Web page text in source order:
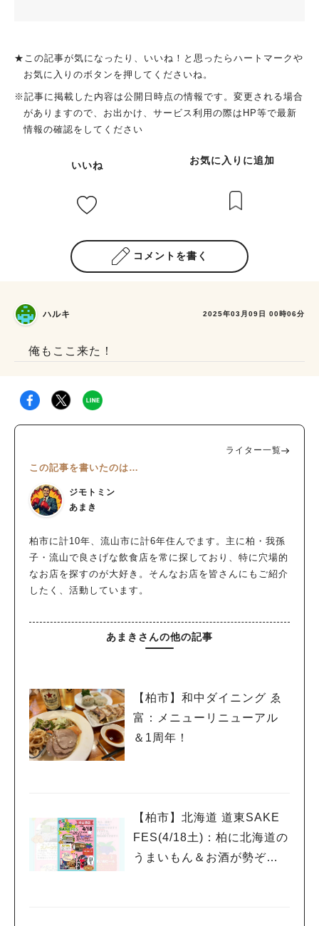
★この記事が気になったり、いいね！と思ったらハートマークや
お気に入りのボタンを押してくださいね。
※記事に掲載した内容は公開日時点の情報です。変更される場合
がありますので、お出かけ、サービス利用の際はHP等で最新
情報の確認をしてください
いいね お気に入りに追加
コメントを書く
ハルキ 2025年03月09日 00時06分
俺もここ来た！
ライター一覧
この記事を書いたのは…
ジモトミン
あまき
柏市に計10年、流山市に計6年住んでます。主に柏・我孫
子・流山で良さげな飲食店を常に探しており、特に穴場的
なお店を探すのが大好き。そんなお店を皆さんにもご紹介
したく、活動しています。
あまきさんの他の記事
【柏市】和中ダイニング ゑ
富：メニューリニューアル
＆1周年！
【柏市】北海道 道東SAKE
FES(4/18土)：柏に北海道の
うまいもん＆お酒が勢ぞろ
#カレー #柏駅
#イベント#公園#教えたい／教えて投稿記事
#教えたい/こんなの見つけた